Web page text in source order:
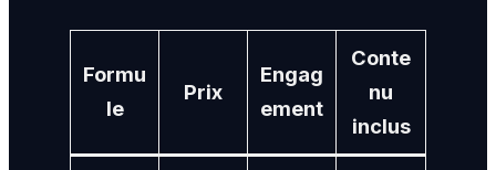
Formu
le
Prix
Engag
ement
Conte
nu
inclus